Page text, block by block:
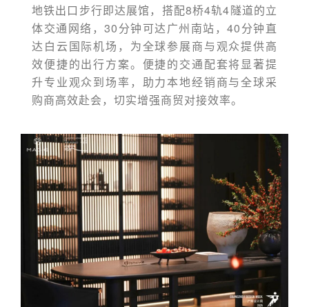
地铁出口步行即达展馆，搭配8桥4轨4隧道的立
体交通网络，30分钟可达广州南站，40分钟直
达白云国际机场，为全球参展商与观众提供高
效便捷的出行方案。便捷的交通配套将显著提
升专业观众到场率，助力本地经销商与全球采
购商高效赴会，切实增强商贸对接效率。